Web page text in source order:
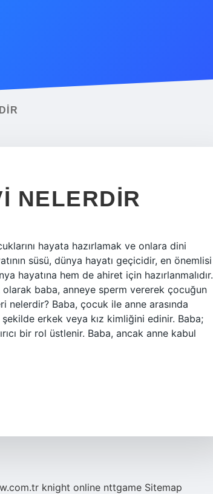
NELERDIR
hayata hazırlamak ve onlara dini
süsü, dünya hayatı geçicidir, en önemlisi
hayatına hem de ahiret için hazırlanmalıdır.
baba, anneye sperm vererek çocuğun
nelerdir? Baba, çocuk ile anne arasında
erkek veya kız kimliğini edinir. Baba;
bir rol üstlenir. Baba, ancak anne kabul
knight online nttgame Sitemap